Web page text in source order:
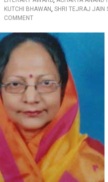
KUTCHI BHAWAN, SHRI TEJRAJ JAIN
COMMENTO
आ
चा
नं
ऋ
सा
हि
त्य
पु
र
स्का
र
औ